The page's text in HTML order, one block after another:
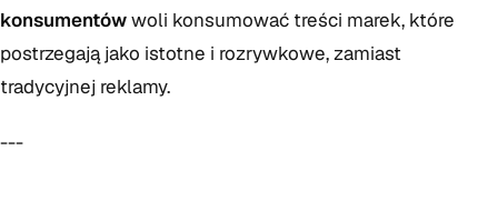
konsumentówwoli konsumować treści marek, które
postrzegają jako istotne i rozrywkowe, zamiast
tradycyjnej reklamy.
---